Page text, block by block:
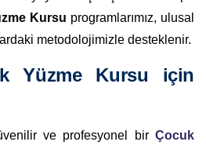
Kursu programlarımız, ulusal
metodolojimizle desteklenir.
Yüzme Kursu için
ve profesyonel bir Çocuk